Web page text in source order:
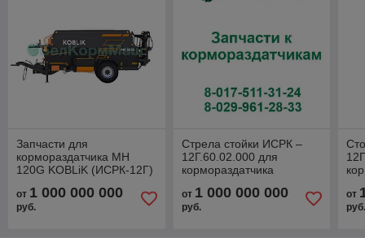
Запчасти для
кормораздатчика MH
120G KOBLiK (ИСРК-12Г)
от 1 000 000 000
руб.
Стрела стойки ИСРК –
12Г.60.02.000 для
кормораздатчика
от 1 000 000 000
руб.
от